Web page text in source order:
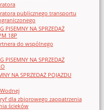
publicznego transportu
PISEMNY NA SPRZEDAŻ
18P
do wspólnego
PISEMNY NA SPRZEDAŻ
NA SPRZEDAŻ POJAZDU
dla zbiorowego zaopatrzenia
ścieków